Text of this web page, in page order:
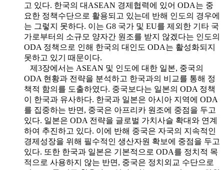
고 있다. 한국의 대ASEAN 경제협력에 있어 ODA는 중
요한 정책수단으로 활용되고 있는데 반해 인도의 경우에
는 그렇지 못하다. 이는 G8 국가 및 EU를 제외한 기타 국
가로부터의 소규모 양자간 원조를 받지 않겠다는 인도의
ODA 정책으로 인해 한국의 대인도 ODA는 활성화되지
못하고 있기 때문이다.
제3장에서는 ASEAN 및 인도에 대한 일본, 중국의
ODA 현황과 전략을 분석하고 한국과의 비교를 통해 정
책적 함의를 도출하였다. 중국보다는 일본의 ODA 정책
이 한국과 유사하다. 한국과 일본은 아시아 지역에 ODA
를 집중하는 반면, 중국은 아프리카 원조에 중점을 두고
있다. 일본은 ODA 전략을 글로벌 가치사슬 확대와 연계
하여 추진하고 있다. 이에 반해 중국은 자국의 지속적인
경제성장을 위해 필수적인 생산자원 확보에 중점을 두고
있다. 또한 한국과 일본은 기본적으로 ODA를 정치적 목
적으로 사용하지 않는 반면, 중국은 정치외교 수단으로